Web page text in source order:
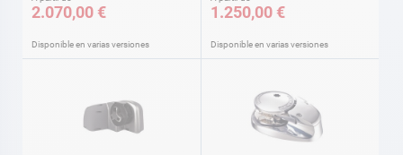
2.070,00 €
Disponible en varias versiones
1.250,00 €
Disponible en varias versiones